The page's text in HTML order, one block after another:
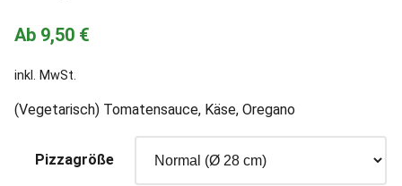
Ab 9,50 €
inkl. MwSt.
(Vegetarisch) Tomatensauce, Käse, Oregano
Pizzagröße